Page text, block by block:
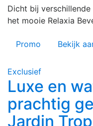
Dicht bij
het mooie Relaxia
Promo Bekijk
Exclusief
Luxe en
prachtig
Jardin